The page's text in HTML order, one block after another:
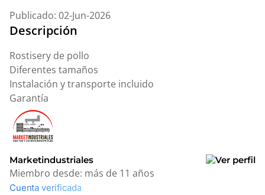
Publicado: 02-Jun-2026
Descripción
Rostisery de pollo
Diferentes tamaños
Instalación y transporte incluido
Garantía
Marketindustriales
Miembro desde: más de 11 años
Cuenta verificada